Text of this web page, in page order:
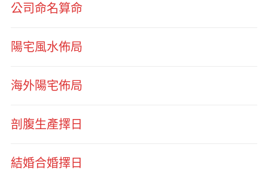
公司命名算命
陽宅風水佈局
海外陽宅佈局
剖腹生產擇日
結婚合婚擇日